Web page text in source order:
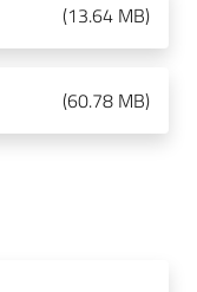
(13.64 MB)
(60.78 MB)